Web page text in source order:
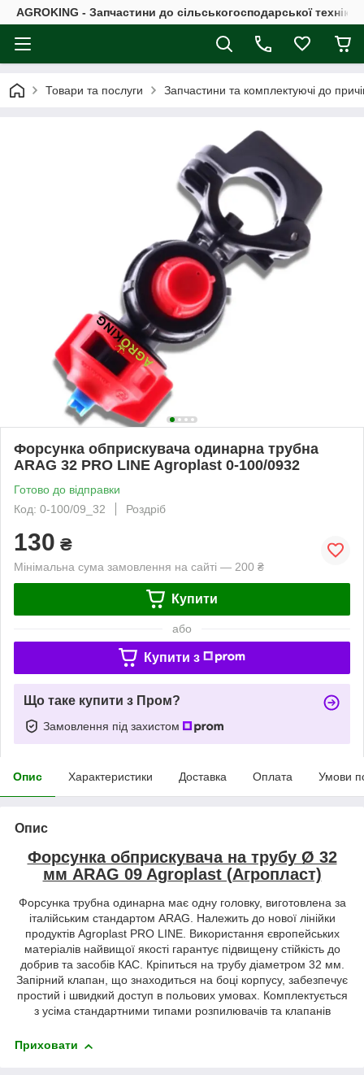
AGROKING - Запчастини до сільськогосподарської
Товари та послуги Запчастини та комплектуючі до
Форсунка обприскувача одинарна трубна
ARAG 32 PRO LINE Agroplast 0-100/0932
Готово до відправки
Код: 0-100/09_32
Роздріб
130 ₴
Мінімальна сума замовлення на сайті — 200 ₴
Купити
або
Купити з
Що таке купити з Пром?
Замовлення під захистом
Опис Характеристики Доставка Оплата Умови
Опис
Форсунка обприскувача на трубу Ø 32
мм ARAG 09 Agroplast (Агропласт)
Форсунка трубна одинарна має одну головку, виготовлена ​​за
італійським стандартом ARAG. Належить до нової лінійки
продуктів Agroplast PRO LINE. Використання європейських
матеріалів найвищої якості гарантує підвищену стійкість до
добрив та засобів КАС. Кріпиться на трубу діаметром 32 мм.
Запірний клапан, що знаходиться на боці корпусу, забезпечує
простий і швидкий доступ в польових умовах. Комплектується
з усіма стандартними типами розпилювачів та клапанів
Приховати